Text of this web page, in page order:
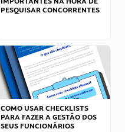
PESQUISAR CONCORRENTES
COMO USAR CHECKLISTS
PARA FAZER A GESTÃO DOS
SEUS FUNCIONÁRIOS